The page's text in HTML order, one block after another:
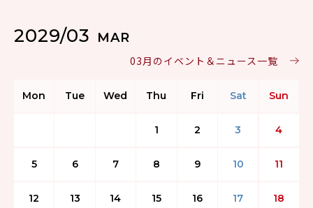
2029/03 MAR
03月のイベント＆ニュース一覧
Mon Tue Wed Thu Fri Sat Sun
1 2 3 4
5 6 7 8 9 10 11
12 13 14 15 16 17 18